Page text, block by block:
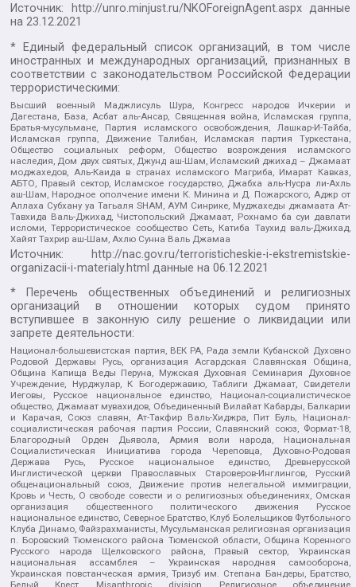
Источник: http://unro.minjust.ru/NKOForeignAgent.aspxданные
на23.12.2021
* Единый федеральный список организаций, в том числе
иностранных и международных организаций, признанных в
соответствии с законодательством Российской Федерации
террористическими:
Высший военный Маджлисуль Шура, Конгресс народов Ичкерии и
Дагестана, База, Асбат аль-Ансар, Священная война, Исламская группа,
Братья-мусульмане, Партия исламского освобождения, Лашкар-И-Тайба,
Исламская группа, Движение Талибан, Исламская партия Туркестана,
Общество социальных реформ, Общество возрождения исламского
наследия, Дом двух святых, Джунд аш-Шам, Исламский джихад – Джамаат
моджахедов, Аль-Каида в странах исламского Магриба, Имарат Кавказ,
АБТО, Правый сектор, Исламское государство, Джабха аль-Нусра ли-Ахль
аш-Шам, Народное ополчение имени К. Минина и Д. Пожарского, Аджр от
Аллаха Субхану уа Тагьаля SHAM, АУМ Синрике, Муджахеды джамаата Ат-
Тавхида Валь-Джихад, Чистопольский Джамаат, Рохнамо ба суи давлати
исломи, Террористическое сообщество Сеть, Катиба Таухид валь-Джихад,
Хайят Тахрир аш-Шам, Ахлю Сунна Валь Джамаа
Источник:
http://nac.gov.ru/terroristicheskie-i-ekstremistskie-
organizacii-i-materialy.html данные на06.12.2021
* Перечень общественных объединений и религиозных
организаций в отношении которых судом принято
вступившее в законную силу решение о ликвидации или
запрете деятельности:
Национал-большевистская партия, ВЕК РА, Рада земли Кубанской Духовно
Родовой Державы Русь, организация Асгардская Славянская Община,
Община Капища Веды Перуна, Мужская Духовная Семинария Духовное
Учреждение, Нурджулар, К Богодержавию, Таблиги Джамаат, Свидетели
Иеговы, Русское национальное единство, Национал-социалистическое
общество, Джамаат мувахидов, Объединенный Вилайат Кабарды, Балкарии
и Карачая, Союз славян, Ат-Такфир Валь-Хиджра, Пит Буль, Национал-
социалистическая рабочая партия России, Славянский союз, Формат-18,
Благородный Орден Дьявола, Армия воли народа, Национальная
Социалистическая Инициатива города Череповца, Духовно-Родовая
Держава Русь, Русское национальное единство, Древнерусской
Инглистической церкви Православных Староверов-Инглингов, Русский
общенациональный союз, Движение против нелегальной иммиграции,
Кровь и Честь, О свободе совести и о религиозных объединениях, Омская
организация общественного политического движения Русское
национальное единство, Северное Братство, Клуб Болельщиков Футбольного
Клуба Динамо, Файзрахманисты, Мусульманская религиозная организация
п. Боровский Тюменского района Тюменской области, Община Коренного
Русского народа Щелковского района, Правый сектор, Украинская
национальная ассамблея – Украинская народная самооборона,
Украинская повстанческая армия, Тризуб им. Степана Бандеры, Братство,
Белый Крест, Misanthropic division, Религиозное объединение